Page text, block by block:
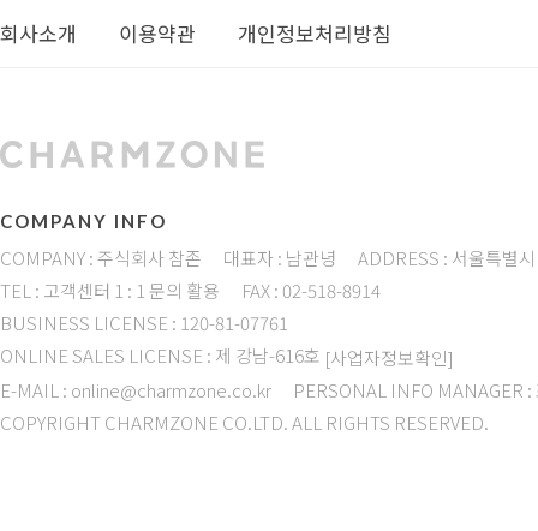
회사소개 이용약관 개인정보처리방침
COMPANY INFO
COMPANY : 주식회사 참존 대표자 : 남관녕
ADDRESS : 서울특별
TEL : 고객센터 1 : 1 문의 활용
FAX : 02-518-8914
BUSINESS LICENSE : 120-81-07761
ONLINE SALES LICENSE : 제 강남-616호 [사업자정보확인]
E-MAIL : online@charmzone.co.kr
PERSONAL INFO MANAGER :
COPYRIGHT CHARMZONE CO.LTD. ALL RIGHTS RESERVED.